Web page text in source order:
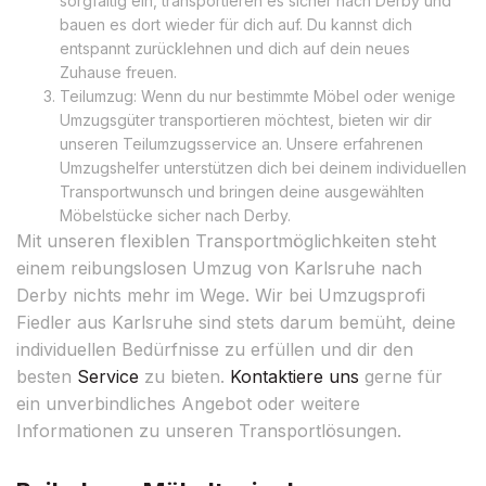
bauen es dort wieder für dich auf. Du kannst dich
entspannt zurücklehnen und dich auf dein neues
Zuhause freuen.
Teilumzug: Wenn du nur bestimmte Möbel oder wenige
Umzugsgüter transportieren möchtest, bieten wir dir
unseren Teilumzugsservice an. Unsere erfahrenen
Umzugshelfer unterstützen dich bei deinem individuellen
Transportwunsch und bringen deine ausgewählten
Möbelstücke sicher nach Derby.
Mit unseren flexiblen Transportmöglichkeiten steht
einem reibungslosen Umzug von Karlsruhe nach
Derby nichts mehr im Wege. Wir bei Umzugsprofi
Fiedler aus Karlsruhe sind stets darum bemüht, deine
individuellen Bedürfnisse zu erfüllen und dir den
besten Service zu bieten. Kontaktiere uns gerne für
ein unverbindliches Angebot oder weitere
Informationen zu unseren Transportlösungen.